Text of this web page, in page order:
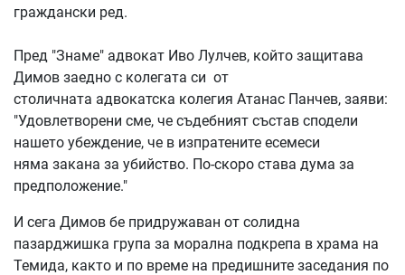
граждански ред.
Пред "Знаме" адвокат Иво Лулчев, който защитава
Димов заедно с колегата си от
столичната адвокатска колегия Атанас Панчев, заяви:
"Удовлетворени сме, че съдебният състав сподели
нашето убеждение, че в изпратените есемеси
няма закана за убийство. По-скоро става дума за
предположение."
И сега Димов бе придружаван от солидна
пазарджишка група за морална подкрепа в храма на
Темида, както и по време на предишните заседания по